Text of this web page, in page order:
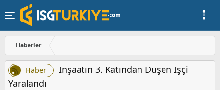
Haberler
Haber
Inşaatın 3. Katından Düşen Işçi
Yaralandı